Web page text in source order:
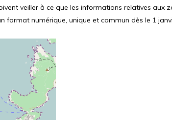
veiller à ce que les informations relatives aux
format numérique, unique et commun dès le 1